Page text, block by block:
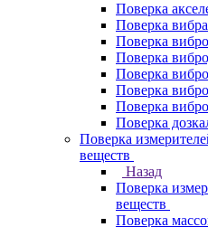
Поверка
Поверка
Поверка
Поверка
Поверка
Поверка
Поверка
Поверка
Поверка
веществ
Назад
Поверка
веществ
Поверка